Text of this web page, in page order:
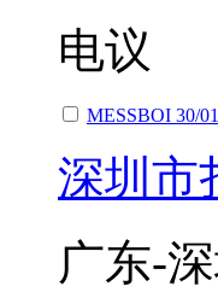
电议
MESSBOI 30/
深圳市
广东-